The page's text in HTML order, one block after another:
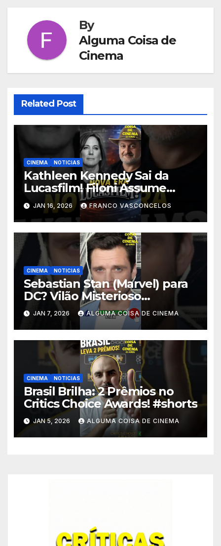
By
Alguma Coisa de
Cinema
Related Post
CINEMA NOTICIAS
Kathleen Kennedy Sai da
Lucasfilm! Filoni Assume
STAR WARS! #shorts
JAN 16, 2026 FRANCO VASCONCELOS
CINEMA NOTICIAS
Sebastian Stan (Marvel) para
DC? Vilão Misterioso
Revelado! #shorts
JAN 7, 2026 ALGUMA COISA DE CINEMA
CINEMA NOTICIAS
Brasil Brilha: 2 Prêmios no
Critics Choice Awards! #shorts
JAN 5, 2026 ALGUMA COISA DE CINEMA